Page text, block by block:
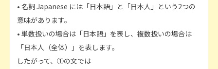
• 名詞 Japanese には「日本語」と「日本人」という2つの
意味があります。
• 単数扱いの場合は「日本語」を表し、複数扱いの場合は
「日本人（全体）」を表します。
したがって、①の文では